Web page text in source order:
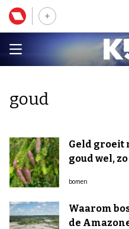
goud
Geld groeit
goud wel,
bomen
Waarom
de